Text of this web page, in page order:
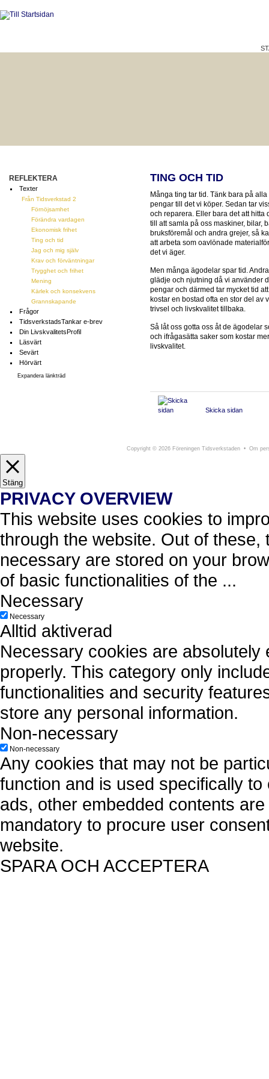
REFLEKTERA
Texter
Från Tidsverkstad 2
Förnöjsamhet
Förändra vardagen
Ekonomisk frihet
Ting och tid
Jag och mig själv
Krav och förväntningar
Trygghet och frihet
Mening
Kärlek och konsekvens
Grannskapande
Frågor
TidsverkstadsTankar e-brev
Din LivskvalitetsProfil
Läsvärt
Sevärt
Hörvärt
Expandera länkträd
TING OCH TID
Många ting tar tid. Tänk bara på
pengar till det vi köper. Sedan tar
och reparera. Eller bara det att hitta
till att samla på oss maskiner, bilar,
bruksföremål och andra grejer, så
att arbeta som oavlönade
det vi äger.
Men många ägodelar spar tid.
glädje och njutning då vi använder
pengar och därmed tar mycket tid
kostar en bostad ofta en stor del av
trivsel och livskvalitet tillbaka.
Så låt oss gotta oss åt de ägodelar
och ifrågasätta saker som kostar
livskvalitet.
Skicka sidan
Copyright © 2026 Föreningen Tidsverkstaden • Om
Stäng
PRIVACY OVERVIEW
This website uses cookies to
through the website. Out of
necessary are stored on your
of basic functionalities of the ...
Necessary
Necessary
Alltid aktiverad
Necessary cookies are
properly. This category only
functionalities and security
store any personal information.
Non-necessary
Non-necessary
Any cookies that may not be
function and is used specifically
ads, other embedded contents
mandatory to procure user
website.
SPARA OCH ACCEPTERA